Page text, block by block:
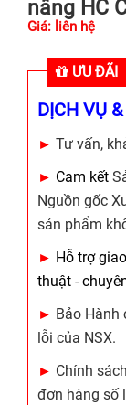
nâng HC
Giá: liên hệ
ƯU ĐÃI
DỊCH VỤ
► Tư vấn,
► Cam kết
Nguồn gốc
sản phẩm
► Hỗ trợ
thuật -
► Bảo Hành
lỗi của NSX.
► Chính
đơn hàng số